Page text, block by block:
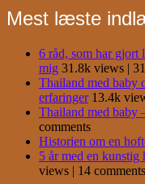
Mest læste
6 råd, som har gjort
mig 31.8k views |
Thailand med baby
erfaringer 13.4k
Thailand med baby
comments
Historien om en
5 år med en kunstig
views | 14 comments